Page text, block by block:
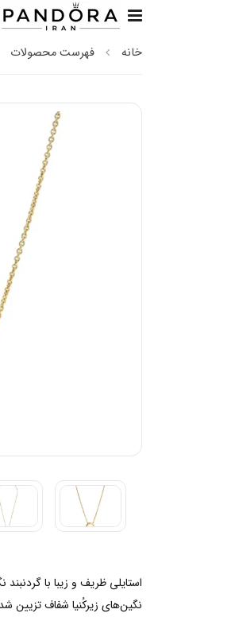
خانه فهرست محصولات
نگین‌های زیرکُنیا شفاف تزیین